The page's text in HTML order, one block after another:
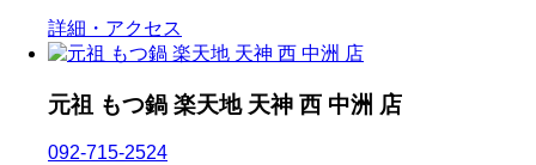
詳細・アクセス
元祖 もつ鍋 楽天地 天神 西 中洲 店
092-715-2524